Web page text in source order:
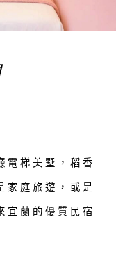
電梯美墅，稻香
家庭旅遊，或是
宜蘭的優質民宿